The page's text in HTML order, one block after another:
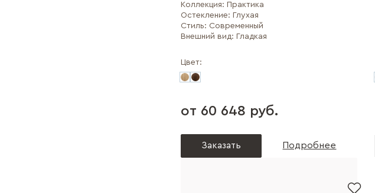
Коллекция: Практика
Остекление: Глухая
Стиль: Современный
Внешний вид: Гладкая
Цвет:
от 60 648 руб.
Заказать Подробнее